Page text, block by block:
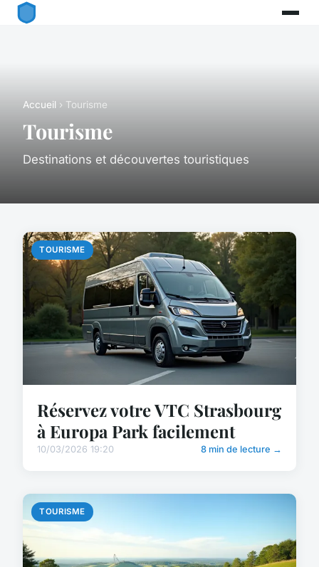
Accueil › Tourisme
Tourisme
Destinations et découvertes touristiques
TOURISME
Réservez votre VTC Strasbourg
à Europa Park facilement
10/03/2026 19:20 8 min de lecture →
TOURISME